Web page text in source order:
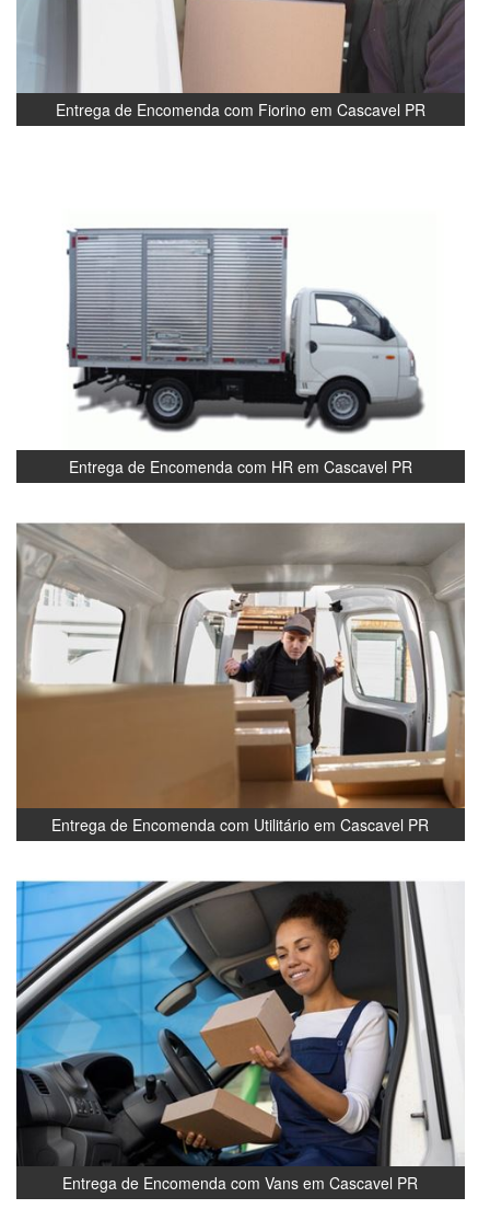
Entrega de Encomenda com Fiorino em Cascavel PR
Entrega de Encomenda com HR em Cascavel PR
Entrega de Encomenda com Utilitário em Cascavel PR
Entrega de Encomenda com Vans em Cascavel PR